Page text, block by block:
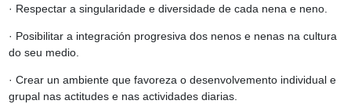
· Respectar a singularidade e diversidade de cada nena e neno.
· Posibilitar a integración progresiva dos nenos e nenas na cultura
do seu medio.
· Crear un ambiente que favoreza o desenvolvemento individual e
grupal nas actitudes e nas actividades diarias.